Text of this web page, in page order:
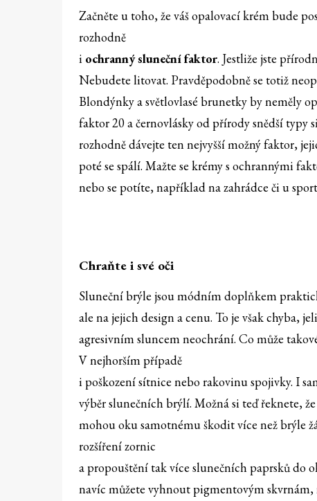
Začněte u toho, že váš opalovací krém bude
rozhodně
i ochranný sluneční faktor. Jestliže jste
Nebudete litovat. Pravděpodobně se totiž
Blondýnky a světlovlasé brunetky by neměly
faktor 20 a černovlásky od přírody snědší
rozhodně dávejte ten nejvyšší možný faktor,
poté se spálí. Mažte se krémy s ochrannými
nebo se potíte, například na zahrádce či u
Chraňte i své oči
Sluneční brýle jsou módním doplňkem
ale na jejich design a cenu. To je však chyba,
agresivním sluncem neochrání. Co může
V nejhorším případě
i poškození sítnice nebo rakovinu spojivky. I
výběr slunečních brýlí. Možná si teď řeknete,
mohou oku samotnému škodit více než brýle
rozšíření zornic
a propouštění tak více slunečních paprsků do
navíc můžete vyhnout pigmentovým